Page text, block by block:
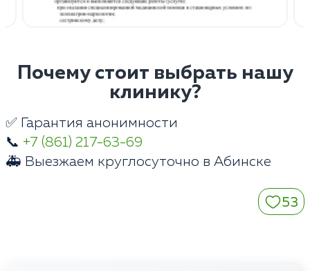
Почему стоит выбрать нашу
клинику?
✅ Гарантия анонимности
📞 +7 (861) 217-63-69
🚑 Выезжаем круглосуточно в Абинске
53